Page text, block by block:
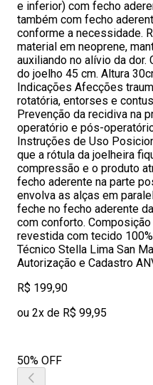
e inferior) com fecho
também com fecho
conforme a necessidade.
material em neoprene,
auxiliando no alívio da dor.
do joelho 45 cm. Altura
Indicações Afecções
rotatória, entorses e
Prevenção da recidiva na
operatório e pós-
Instruções de Uso
que a rótula da joelheira
compressão e o produto
fecho aderente na parte
envolva as alças em
feche no fecho aderente
com conforto.
revestida com tecido
Técnico Stella Lima San
Autorização e Cadastro
R$ 199,90
ou 2x de R$ 99,95
50% OFF